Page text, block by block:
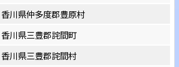
香川県仲多度郡豊原村
香川県三豊郡詫間町
香川県三豊郡詫間村